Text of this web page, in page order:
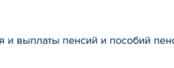
и выплаты пенсий и пособий